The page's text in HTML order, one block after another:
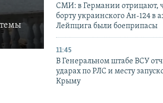
СМИ: в Германии отрицают,
борту украинского Ан-124 в
Лейпцига были боеприпасы
11:45
В Генеральном штабе ВСУ
ударах по РЛС и месту
Крыму